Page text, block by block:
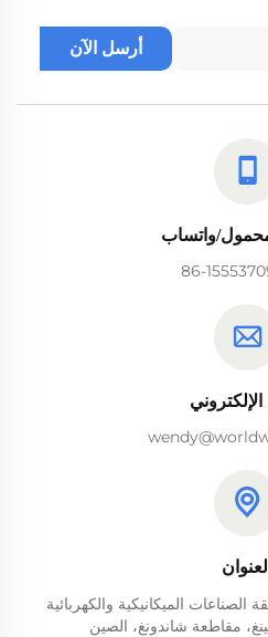
أرسل الآن
واتساب
الإلكتروني
العنوان
الصناعات الميكانيكية والكهربائية
مقاطعة شاندونغ، الصين